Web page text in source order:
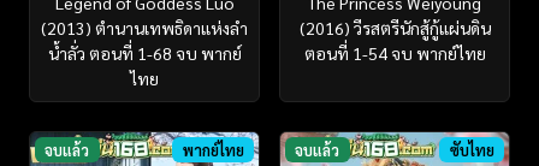
(2013) ตำนานเทพธิดาแห่งลำ
น้ำลั่ว ตอนที่ 1-68 จบ พากย์
ไทย
(2016) วีรสตรีนักสู้กู้แผ่นดิน
ตอนที่ 1-54 จบ พากย์ไทย
จบแล้ว พากย์ไทย จบแล้ว ซับไทย